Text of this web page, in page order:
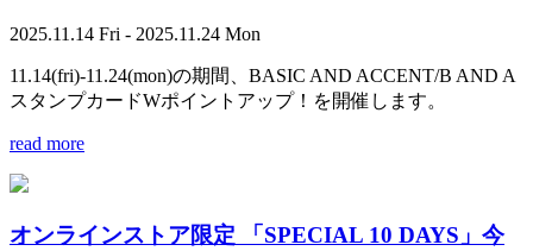
2025.11.14 Fri - 2025.11.24 Mon
11.14(fri)-11.24(mon)の期間、BASIC AND ACCENT/B AND A
スタンプカードWポイントアップ！を開催します。
read more
オンラインストア限定 「SPECIAL 10 DAYS」今